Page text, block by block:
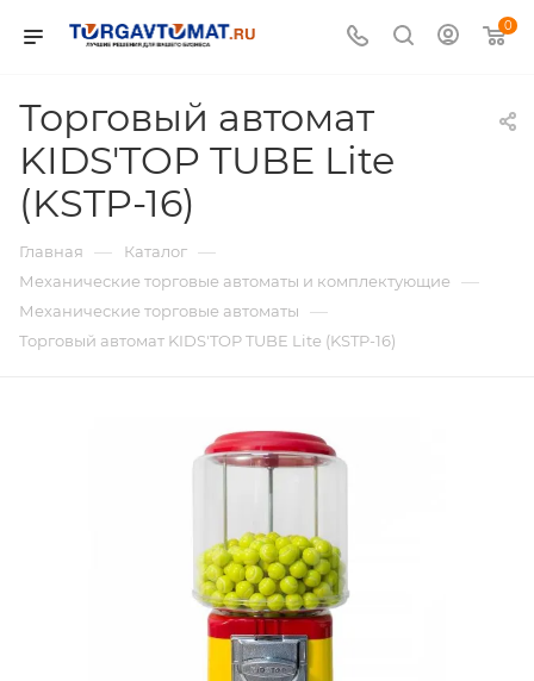
0
Торговый автомат
KIDS'TOP TUBE Lite
(KSTP-16)
Главная — Каталог —
Механические торговые автоматы и комплектующие —
Механические торговые автоматы —
Торговый автомат KIDS'TOP TUBE Lite (KSTP-16)